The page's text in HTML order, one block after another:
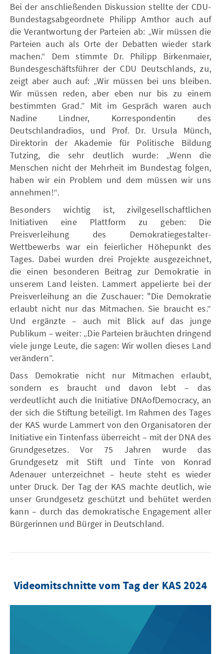
Bei der anschließenden Diskussion stellte der CDU-
Bundestagsabgeordnete Philipp Amthor auch auf
die Verantwortung der Parteien ab: „Wir müssen die
Parteien auch als Orte der Debatten wieder stark
machen.“ Dem stimmte Dr. Philipp Birkenmaier,
Bundesgeschäftsführer der CDU Deutschlands, zu,
zeigt aber auch auf: „Wir müssen bei uns bleiben.
Wir müssen reden, aber eben nur bis zu einem
bestimmten Grad.” Mit im Gespräch waren auch
Nadine Lindner, Korrespondentin des
Deutschlandradios, und Prof. Dr. Ursula Münch,
Direktorin der Akademie für Politische Bildung
Tutzing, die sehr deutlich wurde: „Wenn die
Menschen nicht der Mehrheit im Bundestag folgen,
haben wir ein Problem und dem müssen wir uns
annehmen!“.
Besonders wichtig ist, zivilgesellschaftlichen
Initiativen eine Plattform zu geben: Die
Preisverleihung des Demokratiegestalter-
Wettbewerbs war ein feierlicher Höhepunkt des
Tages. Dabei wurden drei Projekte ausgezeichnet,
die einen besonderen Beitrag zur Demokratie in
unserem Land leisten. Lammert appelierte bei der
Preisverleihung an die Zuschauer: "Die Demokratie
erlaubt nicht nur das Mitmachen. Sie braucht es.“
Und ergänzte – auch mit Blick auf das junge
Publikum – weiter: „Die Parteien bräuchten dringend
viele junge Leute, die sagen: Wir wollen dieses Land
verändern”.
Dass Demokratie nicht nur Mitmachen erlaubt,
sondern es braucht und davon lebt – das
verdeutlicht auch die Initiative DNAofDemocracy, an
der sich die Stiftung beteiligt. Im Rahmen des Tages
der KAS wurde Lammert von den Organisatoren der
Initiative ein Tintenfass überreicht – mit der DNA des
Grundgesetzes. Vor 75 Jahren wurde das
Grundgesetz mit Stift und Tinte von Konrad
Adenauer unterzeichnet – heute steht es wieder
unter Druck. Der Tag der KAS machte deutlich, wie
unser Grundgesetz geschützt und behütet werden
kann – durch das demokratische Engagement aller
Bürgerinnen und Bürger in Deutschland.
Videomitschnitte vom Tag der KAS 2024